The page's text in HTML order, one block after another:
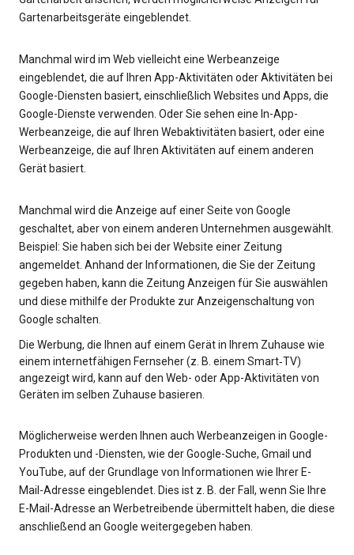
Gartenarbeitsgeräte eingeblendet.
Manchmal wird im Web vielleicht eine Werbeanzeige
eingeblendet, die auf Ihren App-Aktivitäten oder Aktivitäten bei
Google-Diensten basiert, einschließlich Websites und Apps, die
Google-Dienste verwenden. Oder Sie sehen eine In-App-
Werbeanzeige, die auf Ihren Webaktivitäten basiert, oder eine
Werbeanzeige, die auf Ihren Aktivitäten auf einem anderen
Gerät basiert.
Manchmal wird die Anzeige auf einer Seite von Google
geschaltet, aber von einem anderen Unternehmen ausgewählt.
Beispiel: Sie haben sich bei der Website einer Zeitung
angemeldet. Anhand der Informationen, die Sie der Zeitung
gegeben haben, kann die Zeitung Anzeigen für Sie auswählen
und diese mithilfe der Produkte zur Anzeigenschaltung von
Google schalten.
Die Werbung, die Ihnen auf einem Gerät in Ihrem Zuhause wie
einem internetfähigen Fernseher (z. B. einem Smart‑TV)
angezeigt wird, kann auf den Web- oder App-Aktivitäten von
Geräten im selben Zuhause basieren.
Möglicherweise werden Ihnen auch Werbeanzeigen in Google-
Produkten und -Diensten, wie der Google-Suche, Gmail und
YouTube, auf der Grundlage von Informationen wie Ihrer E-
Mail-Adresse eingeblendet. Dies ist z. B. der Fall, wenn Sie Ihre
E-Mail-Adresse an Werbetreibende übermittelt haben, die diese
anschließend an Google weitergegeben haben.